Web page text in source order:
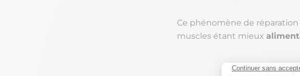
Ce phénomène de
muscles étant mieux